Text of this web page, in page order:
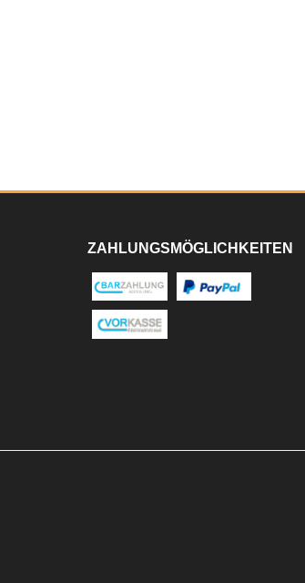
ZAHLUNGSMÖGLICHKEITEN